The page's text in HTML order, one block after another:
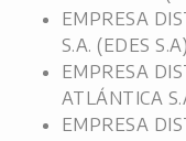
EMPRESA
S.A. (EDES S.A)
EMPRESA
ATLÁNTICA
EMPRESA